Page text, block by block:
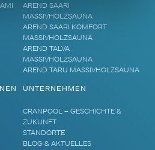
AREND SAARI
MASSIVHOLZSAUNA
AREND SAARI KOMFORT
MASSIVHOLZSAUNA
AREND TALVA
MASSIVHOLZSAUNA
AREND TARU MASSIVHOLZSAUNA
UNTERNEHMEN
CRANPOOL – GESCHICHTE &
ZUKUNFT
STANDORTE
BLOG & AKTUELLES